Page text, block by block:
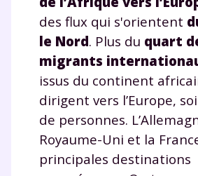
des flux qui s'orientent
le Nord. Plus du quart
migrants
issus du continent
dirigent vers l’Europe,
de personnes.
Royaume-Uni et la
principales destinations